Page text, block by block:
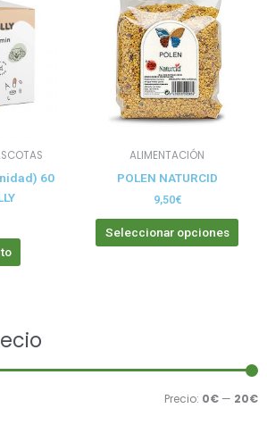
60
ALIMENTACIÓN
POLEN NATURCID
9,50€
Seleccionar opciones
de
Precio: 0€ — 20€